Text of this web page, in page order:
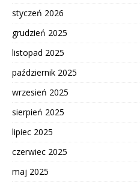
styczeń 2026
grudzień 2025
listopad 2025
październik 2025
wrzesień 2025
sierpień 2025
lipiec 2025
czerwiec 2025
maj 2025